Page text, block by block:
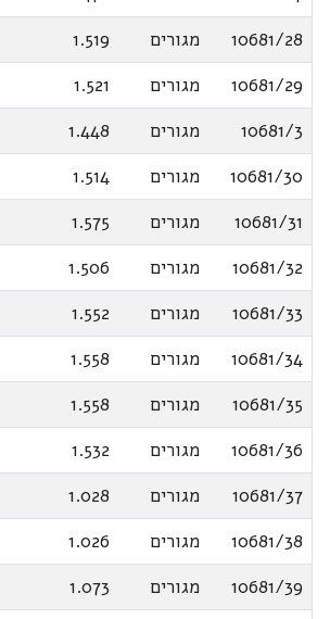
10681/28
מגורים
1.519
10681/29
מגורים
1.521
10681/3
מגורים
1.448
10681/30
מגורים
1.514
10681/31
מגורים
1.575
10681/32
מגורים
1.506
10681/33
מגורים
1.552
10681/34
מגורים
1.558
10681/35
מגורים
1.558
10681/36
מגורים
1.532
10681/37
מגורים
1.028
10681/38
מגורים
1.026
10681/39
מגורים
1.073